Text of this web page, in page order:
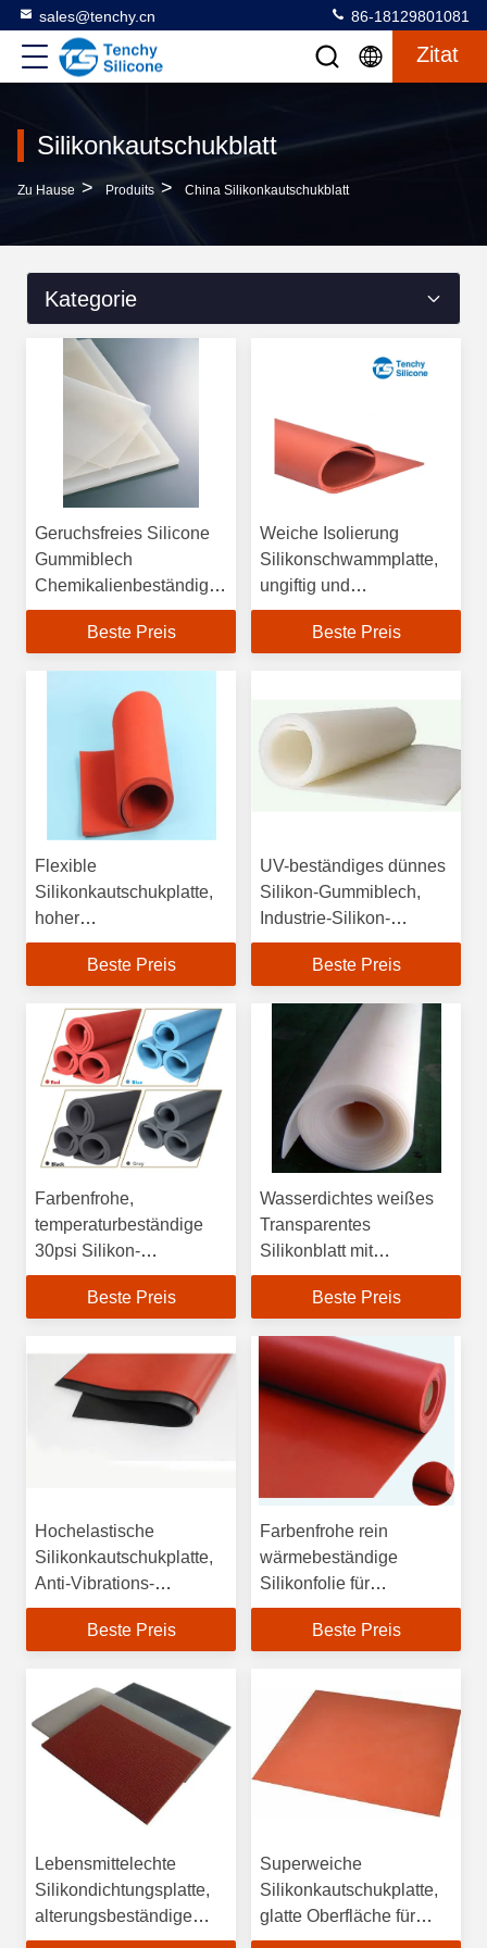
sales@tenchy.cn 86-18129801081
Zitat
Silikonkautschukblatt
Zu Hause > Produits > China Silikonkautschukblatt
Kategorie
Geruchsfreies Silicone
Gummiblech
Chemikalienbeständigkeit
0,5 m 1,0 m
Standardbreite
Beste Preis
Weiche Isolierung
Silikonschwammplatte,
ungiftig und
hochtemperaturbeständig
Beste Preis
Flexible
Silikonkautschukplatte,
hoher
Temperaturbereich -50
°C bis 200 °C
Beste Preis
UV-beständiges dünnes
Silikon-Gummiblech,
Industrie-Silikon-
Dämmstoff
Beste Preis
Farbenfrohe,
temperaturbeständige
30psi Silikon-
Gummifolie
Beste Preis
Wasserdichtes weißes
Transparentes
Silikonblatt mit
dekorativem
Honighalsdesign
Beste Preis
Hochelastische
Silikonkautschukplatte,
Anti-Vibrations-
Silikonplattenrolle
Beste Preis
Farbenfrohe rein
wärmebeständige
Silikonfolie für
Küchenutensilien
Beste Preis
Lebensmittelechte
Silikondichtungsplatte,
alterungsbeständige
flache Silikonplatte
Superweiche
Silikonkautschukplatte,
glatte Oberfläche für
Geschirr, Mikrowelle